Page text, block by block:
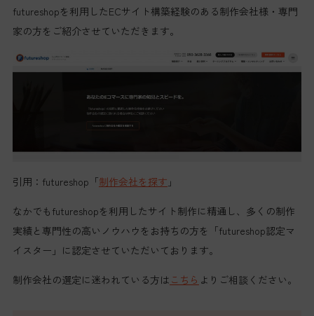
futureshopを利用したECサイト構築経験のある制作会社様・専門
家の方をご紹介させていただきます。
引用：futureshop「制作会社を探す 」
なかでもfutureshopを利用したサイト制作に精通し、多くの制作
実績と専門性の高いノウハウをお持ちの方を「futureshop認定マ
イスター」に認定させていただいております。
制作会社の選定に迷われている方は こちら よりご相談ください。